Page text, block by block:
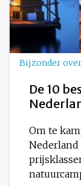
Bijzonder
De 10
Om te